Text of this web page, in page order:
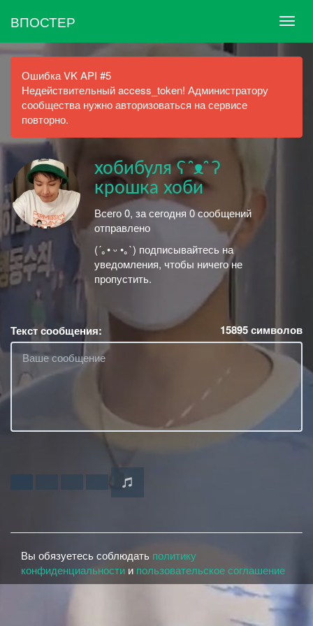
ВПОСТЕР
Ошибка VK API #5
Недействительный access_token! Администратору
сообщества нужно авторизоваться на сервисе
повторно.
хобибуля ʕ ᵔᴥᵔ ʔ
крошка хоби
Всего 0, за сегодня 0 сообщений
отправлено
(´｡• ᵕ •｡`) подписывайтесь на
уведомления, чтобы ничего не
пропустить.
Текст сообщения: 15895символов
Вы обязуетесь соблюдать политику
конфиденциальности и пользовательское соглашение